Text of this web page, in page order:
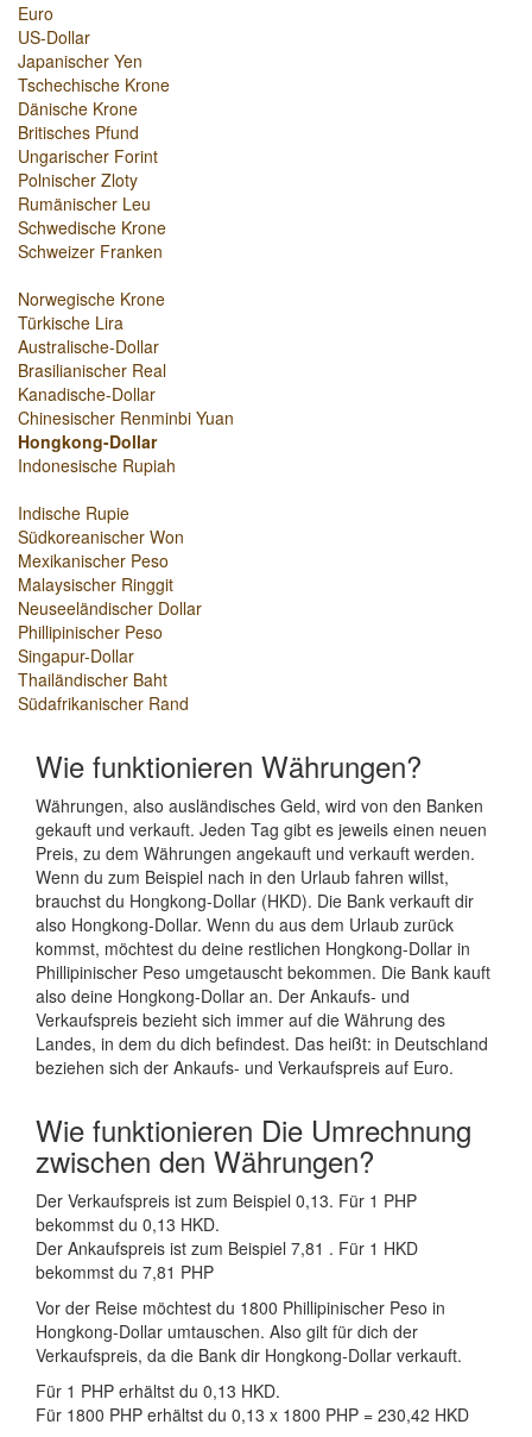
Euro
US-Dollar
Japanischer Yen
Tschechische Krone
Dänische Krone
Britisches Pfund
Ungarischer Forint
Polnischer Zloty
Rumänischer Leu
Schwedische Krone
Schweizer Franken
Norwegische Krone
Türkische Lira
Australische-Dollar
Brasilianischer Real
Kanadische-Dollar
Chinesischer Renminbi Yuan
Hongkong-Dollar
Indonesische Rupiah
Indische Rupie
Südkoreanischer Won
Mexikanischer Peso
Malaysischer Ringgit
Neuseeländischer Dollar
Phillipinischer Peso
Singapur-Dollar
Thailändischer Baht
Südafrikanischer Rand
Wie funktionieren Währungen?
Währungen, also ausländisches Geld, wird von den Banken
gekauft und verkauft. Jeden Tag gibt es jeweils einen neuen
Preis, zu dem Währungen angekauft und verkauft werden.
Wenn du zum Beispiel nach in den Urlaub fahren willst,
brauchst du Hongkong-Dollar (HKD). Die Bank verkauft dir
also Hongkong-Dollar. Wenn du aus dem Urlaub zurück
kommst, möchtest du deine restlichen Hongkong-Dollar in
Phillipinischer Peso umgetauscht bekommen. Die Bank kauft
also deine Hongkong-Dollar an. Der Ankaufs- und
Verkaufspreis bezieht sich immer auf die Währung des
Landes, in dem du dich befindest. Das heißt: in Deutschland
beziehen sich der Ankaufs- und Verkaufspreis auf Euro.
Wie funktionieren Die Umrechnung
zwischen den Währungen?
Der Verkaufspreis ist zum Beispiel 0,13. Für 1 PHP
bekommst du 0,13 HKD.
Der Ankaufspreis ist zum Beispiel 7,81 . Für 1 HKD
bekommst du 7,81 PHP
Vor der Reise möchtest du 1800 Phillipinischer Peso in
Hongkong-Dollar umtauschen. Also gilt für dich der
Verkaufspreis, da die Bank dir Hongkong-Dollar verkauft.
Für 1 PHP erhältst du 0,13 HKD.
Für 1800 PHP erhältst du 0,13 x 1800 PHP = 230,42 HKD